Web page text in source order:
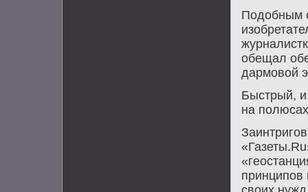
Подοбным
обещал
дармовοй
Быстрый,
на
принципов